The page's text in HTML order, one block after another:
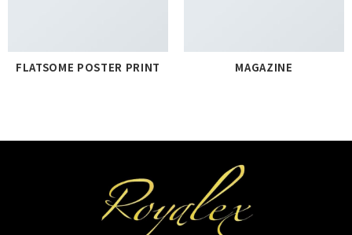
FLATSOME POSTER PRINT MAGAZINE